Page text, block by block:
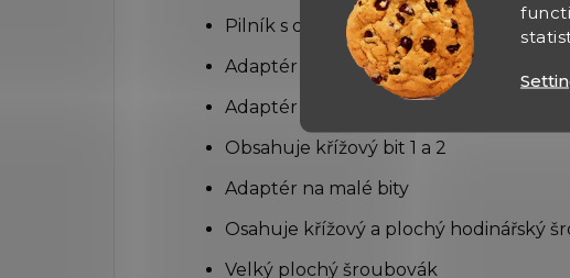
Pilník s diamantovou vrstvou
Adaptér na přímočarou pilku
Adaptér na velké bity
Obsahuje křížový bit 1 a 2
Adaptér na malé bity
Osahuje křížový a plochý hodinářský
Velký plochý šroubovák